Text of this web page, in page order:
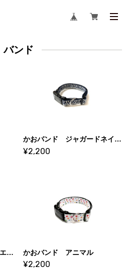
バンド
かおバンド ジャガードネイビー
¥2,200
かおバンド エスニックイエロー かおバンド アニマル
¥2,200